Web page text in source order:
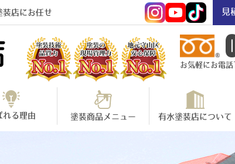
装店にお任せ 見
お気軽にお電
れる理由 塗装商品メニュー 有水塗装店について